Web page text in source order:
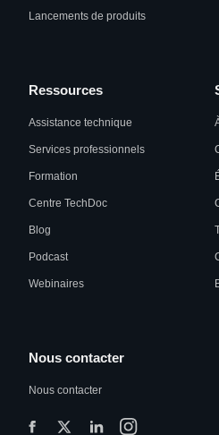
Lancements de produits
Ressources
Assistance technique
Services professionnels
Formation
Centre TechDoc
Blog
Podcast
Webinaires
Nous contacter
Nous contacter